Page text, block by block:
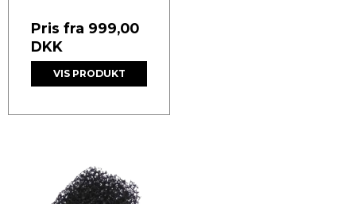
Pris fra 999,00
DKK
VIS PRODUKT